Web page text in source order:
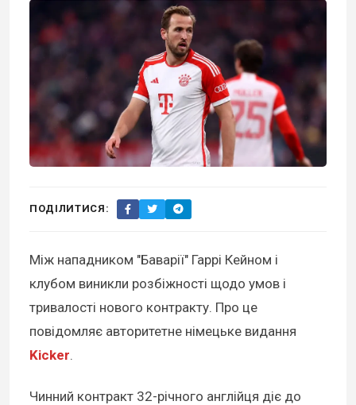
ПОДІЛИТИСЯ:
Між нападником "Баварії" Гаррі Кейном і
клубом виникли розбіжності щодо умов і
тривалості нового контракту. Про це
повідомляє авторитетне німецьке видання
Kicker.
Чинний контракт 32-річного англійця діє до